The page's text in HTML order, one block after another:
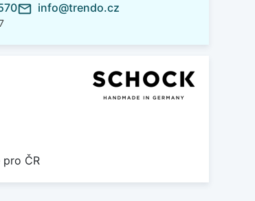
mail_outline info@trendo.cz
ČR